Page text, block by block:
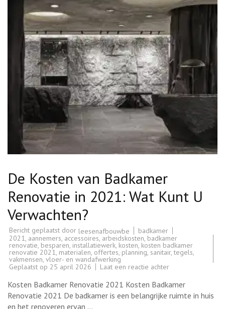
De Kosten van Badkamer
Renovatie in 2021: Wat Kunt U
Verwachten?
Bericht geplaatst door leesenafbouwbe
badkamer
2021 aannemers accessoires arbeidskosten badkamer
renovatie besparen installatiewerk kosten kosten badkamer
renovatie 2021 materialen offertes planning sanitair,tegels
vakmensen vloer- en wandafwerking
Geplaatst op 25 april 2026 Laat een reactie achterop
van
Badkamer
Renovatie
Kosten Badkamer Renovatie 2021 Kosten Badkamer
Renovatie 2021 De badkamer is een belangrijke ruimte in huis
en het renoveren ervan …